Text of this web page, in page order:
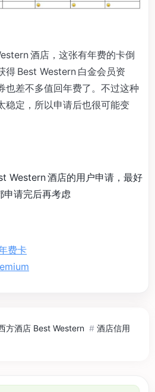
酒店，这张有年费的卡倒
得 Best Western 白金会员资
也差不多值回年费了。不过这种
稳定，所以申请后也很可能变
Western 酒店的用户申请，最好
申请完后再考虑
费卡
方酒店 Best Western # 酒店信用